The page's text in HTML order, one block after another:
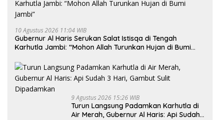
10 Agustus 2026 11:04 WIB
Gubernur Al Haris Serukan Salat Istisqa di Tengah
Karhutla Jambi: “Mohon Allah Turunkan Hujan di Bumi
9 Agustus 2026 15:26 WIB
Turun Langsung Padamkan Karhutla di
Air Merah, Gubernur Al Haris: Api Sudah